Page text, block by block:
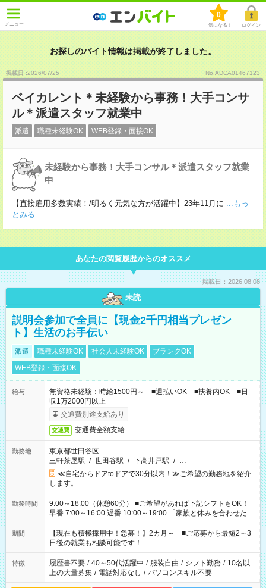
メニュー
0
気になる！ ログイン
お探しのバイト情報は掲載が終了しました。
掲載日 :2026/07/25 No.ADCA01467123
ベイカレント＊未経験から事務！大手コンサ
ル＊派遣スタッフ就業中
派遣 職種未経験OK WEB登録・面接OK
未経験から事務！大手コンサル＊派遣スタッフ就業
中
【直接雇用多数実績！/明るく元気な方が活躍中】23年11月に ...もっ
とみる
あなたの閲覧履歴からのオススメ
掲載日：2026.08.08
未読
説明会参加で全員に【現金2千円相当プレゼン
ト】生活のお手伝い
派遣 職種未経験OK 社会人未経験OK
ブランクOK
WEB登録・面接OK
給与
無資格未経験：時給1500円～ ■週払いOK ■扶養内OK ■日
収1万2000円以上
交通費別途支給あり
交通費 交通費全額支給
勤務地
東京都世田谷区
三軒茶屋駅 / 世田谷駅 / 下高井戸駅 / …
≪自宅からドアtoドアで30分以内！≫ご希望の勤務地を紹介
します。
勤務時間
9:00～18:00（休憩60分） ■ご希望があれば下記シフトもOK！
早番 7:00～16:00 遅番 10:00～19:00 「家族と休みを合わせた
い」 「余裕を持って夕飯の準備がしたい」 「できれば残業はし
たくない」 など、ご希望を教えてくださいね。 ※Wワーク希望
の方へ 今ご覧のお仕事で希望する勤務時間と、もう1つのお仕事
の勤務時間。 合計で週40時間を超える場合は応募できません。
期間
【現在も積極採用中！急募！】2カ月～ ■ご応募から最短2～3
日後の就業も相談可能です！
特徴 履歴書不要 / 40～50代活躍中 / 服装自由 / シフト勤務 / 10名以
上の大量募集 / 電話対応なし / パソコンスキル不要